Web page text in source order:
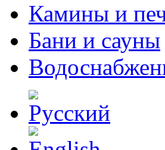
Камины и
Бани и сауны